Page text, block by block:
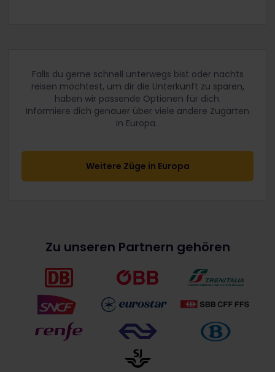
Falls du gerne schnell unterwegs bist oder nachts
reisen möchtest, um dir die Unterkunft zu sparen,
haben wir passende Optionen für dich.
Informiere dich genauer über viele andere Zugarten
in Europa.
Weitere Züge in Europa
Zu unseren Partnern gehören